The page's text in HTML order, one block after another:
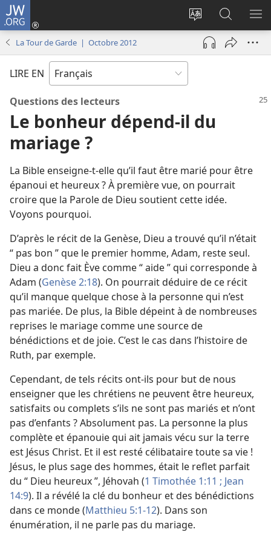
JW.ORG
Changer
langue
Se
connecter
(ouvre
nouvelle
sur
JW.ORG
La Tour de Garde | Octobre 2012
LIRE EN
Questions des lecteurs
Le bonheur dépend-​il du
mariage ?
La Bible enseigne-​t-​elle qu’il faut être marié pour être
épanoui et heureux ? À première vue, on pourrait
croire que la Parole de Dieu soutient cette idée.
Voyons pourquoi.
D’après le récit de la Genèse, Dieu a trouvé qu’il n’était
“ pas bon ” que le premier homme, Adam, reste seul.
Dieu a donc fait Ève comme “ aide ” qui corresponde à
Adam (Genèse 2:18). On pourrait déduire de ce récit
qu’il manque quelque chose à la personne qui n’est
pas mariée. De plus, la Bible dépeint à de nombreuses
reprises le mariage comme une source de
bénédictions et de joie. C’est le cas dans l’histoire de
Ruth, par exemple.
Cependant, de tels récits ont-​ils pour but de nous
enseigner que les chrétiens ne peuvent être heureux,
satisfaits ou complets s’ils ne sont pas mariés et n’ont
pas d’enfants ? Absolument pas. La personne la plus
complète et épanouie qui ait jamais vécu sur la terre
est Jésus Christ. Et il est resté célibataire toute sa vie !
Jésus, le plus sage des hommes, était le reflet parfait
du “ Dieu heureux ”, Jéhovah (1 Timothée 1:11 ; Jean
14:9). Il a révélé la clé du bonheur et des bénédictions
dans ce monde (Matthieu 5:1-12). Dans son
énumération, il ne parle pas du mariage.